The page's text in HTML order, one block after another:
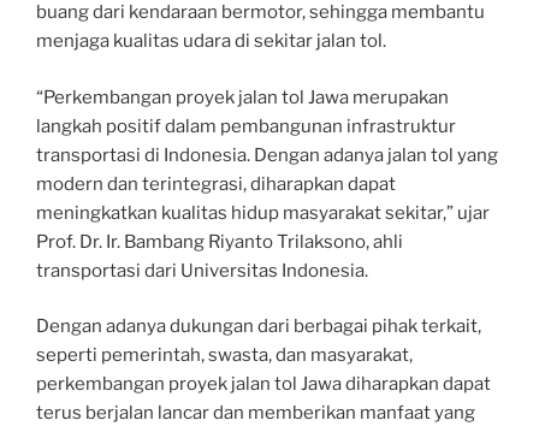
buang dari kendaraan bermotor, sehingga membantu
menjaga kualitas udara di sekitar jalan tol.
“Perkembangan proyek jalan tol Jawa merupakan
langkah positif dalam pembangunan infrastruktur
transportasi di Indonesia. Dengan adanya jalan tol yang
modern dan terintegrasi, diharapkan dapat
meningkatkan kualitas hidup masyarakat sekitar,” ujar
Prof. Dr. Ir. Bambang Riyanto Trilaksono, ahli
transportasi dari Universitas Indonesia.
Dengan adanya dukungan dari berbagai pihak terkait,
seperti pemerintah, swasta, dan masyarakat,
perkembangan proyek jalan tol Jawa diharapkan dapat
terus berjalan lancar dan memberikan manfaat yang